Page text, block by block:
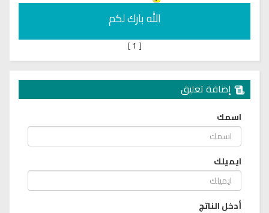
الله بارك لكم
[
]
إضافة تعليق
اسمك
ايميلك
أدخل الناتج